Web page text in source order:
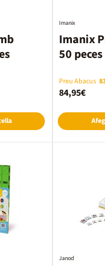
Imanix
50 peces
Imanix
Preu Abacus
84,95€
Janod